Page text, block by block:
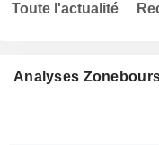
Analyses
Toute l'actualité